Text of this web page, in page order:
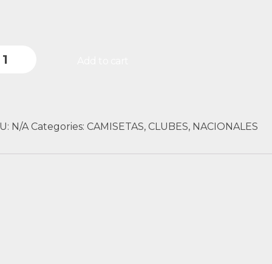
N/A Categories: CAMISETAS, CLUBES, NACIONALES